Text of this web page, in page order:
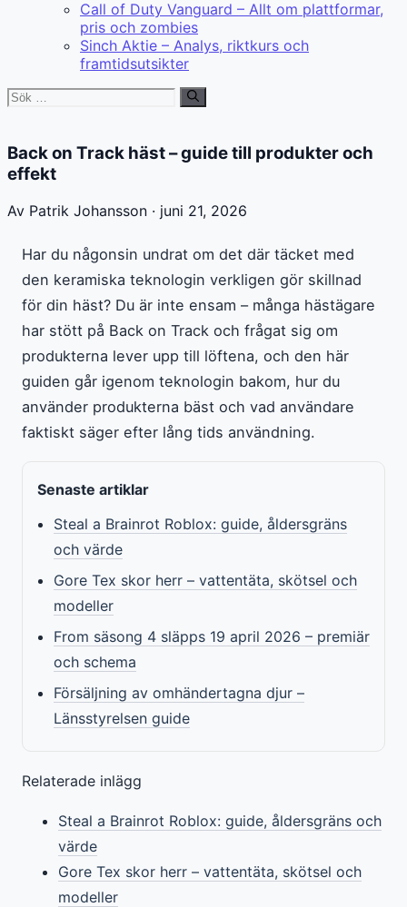
Call of Duty Vanguard – Allt om plattformar,
pris och zombies
Sinch Aktie – Analys, riktkurs och
framtidsutsikter
Sök
Back on Track häst – guide till produkter och
effekt
Av Patrik Johansson · juni 21, 2026
Har du någonsin undrat om det där täcket med
den keramiska teknologin verkligen gör skillnad
för din häst? Du är inte ensam – många hästägare
har stött på Back on Track och frågat sig om
produkterna lever upp till löftena, och den här
guiden går igenom teknologin bakom, hur du
använder produkterna bäst och vad användare
faktiskt säger efter lång tids användning.
Senaste artiklar
Steal a Brainrot Roblox: guide, åldersgräns
och värde
Gore Tex skor herr – vattentäta, skötsel och
modeller
From säsong 4 släpps 19 april 2026 – premiär
och schema
Försäljning av omhändertagna djur –
Länsstyrelsen guide
Relaterade inlägg
Steal a Brainrot Roblox: guide, åldersgräns och
värde
Gore Tex skor herr – vattentäta, skötsel och
modeller